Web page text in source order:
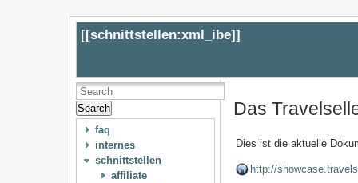
[[schnittstellen:xml_ibe]]
Search
faq
internes
schnittstellen
affiliate
Das
Dies ist die aktuelle
http://